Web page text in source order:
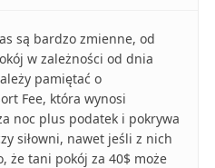
są bardzo zmienne, od
w zależności od dnia
pamiętać o
Fee, która wynosi
noc plus podatek i pokrywa
siłowni, nawet jeśli z nich
że tani pokój za 40$ może